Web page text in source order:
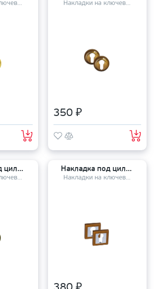
Накладки на ключевой цилиндр Накладки на ключевой цилиндр
350 ₽
Накладка под цилиндр PALIDORE CL BB
Накладки на ключевой цилиндр
Накладка под цилиндр PALIDORE СLS СF
Накладки на ключевой цилиндр